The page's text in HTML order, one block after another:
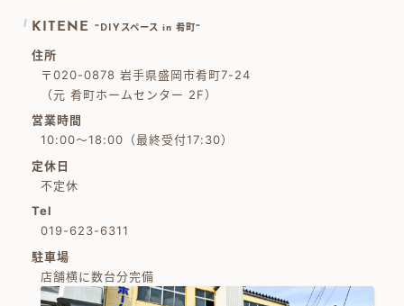
KITENE ~DIYスペース in 肴町~
住所
〒020-0878 岩手県盛岡市肴町7-24
（元 肴町ホームセンター 2F）
営業時間
10:00～18:00（最終受付17:30）
定休日
不定休
Tel
019-623-6311
駐車場
店舗横に数台分完備